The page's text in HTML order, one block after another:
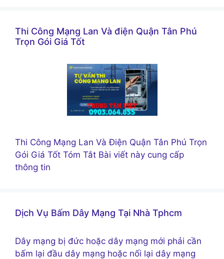
Thi Công Mạng Lan Và điện Quận Tân Phú
Trọn Gói Giá Tốt
Thi Công Mạng Lan Và Điện Quận Tân Phú Trọn
Gói Giá Tốt Tóm Tắt Bài viết này cung cấp
thông tin
Dịch Vụ Bấm Dây Mạng Tại Nhà Tphcm
Dây mạng bị đức hoặc dây mạng mới phải cần
bấm lại đầu dây mạng hoặc nối lại dây mạng